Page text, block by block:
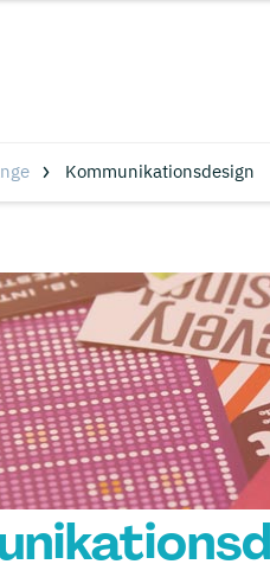
Kommunikationsdesign